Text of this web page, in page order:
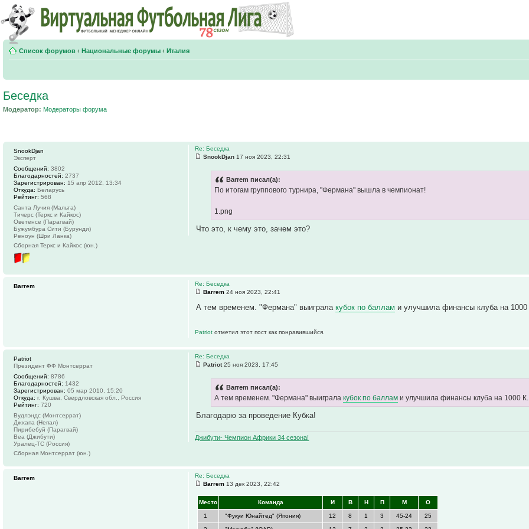
Список форумов ‹ Национальные форумы ‹ Италия
Беседка
Модератор: Модераторы форума
Re: Беседка
SnookDjan 17 ноя 2023, 22:31
Barrem писал(а):
По итогам группового турнира, "Фермана" вышла в чемпионат!
1.png
Что это, к чему это, зачем это?
SnookDjan
Эксперт
Сообщений: 3802
Благодарностей: 2737
Зарегистрирован: 15 апр 2012, 13:34
Откуда: Беларусь
Рейтинг: 568
Санта Лучия (Мальта)
Тичерс (Теркс и Кайкос)
Оветенсе (Парагвай)
Бужумбура Сити (Бурунди)
Реноун (Шри Ланка)
Сборная Теркс и Кайкос (юн.)
Re: Беседка
Barrem 24 ноя 2023, 22:41
А тем временем. "Фермана" выигралакубок по баллам и улучшила финансы клуба на
Patriotотметил этот пост как понравившийся.
Barrem
Re: Беседка
Patriot25 ноя 2023, 17:45
Barrem писал(а):
А тем временем. "Фермана" выигралакубок по баллам и улучшила финансы клуба на 1000 К.
Благодарю за проведение Кубка!
Джибути- Чемпион Африки 34 сезона!
Patriot
Президент ФФ Монтсеррат
Сообщений: 8786
Благодарностей: 1432
Зарегистрирован: 05 мар 2010, 15:20
Откуда: г. Кушва, Свердловская обл., Россия
Рейтинг: 720
Вудлэндс (Монтсеррат)
Джхапа (Непал)
Пирибебуй (Парагвай)
Веа (Джибути)
Уралец-ТС (Россия)
Сборная Монтсеррат (юн.)
Re: Беседка
Barrem 13 дек 2023, 22:42
Место Команда И В Н П М О
1 "Фукуи Юнайтед" (Япония) 12 8 1 3 45-24 25
Barrem